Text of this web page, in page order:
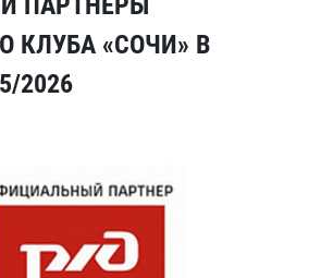
КЛУБА «СОЧИ» В
2026